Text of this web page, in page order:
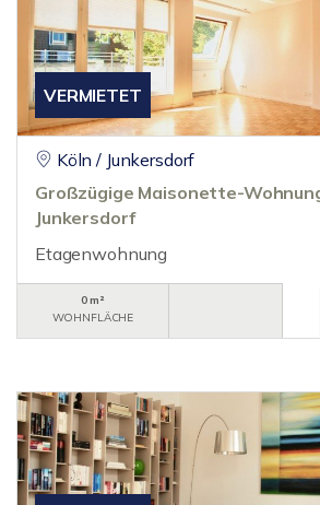
VERMIETET
Köln / Junkersdorf
Großzügige Maisonette-
Junkersdorf
Etagenwohnung
0 m²
WOHNFLÄCHE